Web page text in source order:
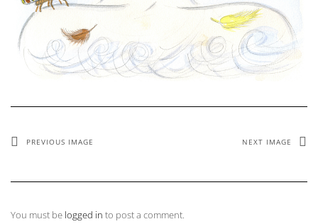
PREVIOUS IMAGE NEXT IMAGE
You must be logged in to post a comment.